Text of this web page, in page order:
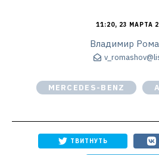
11:20, 23 МАРТА
Владимир
MERCEDES-BENZ
ТВИТНУТЬ